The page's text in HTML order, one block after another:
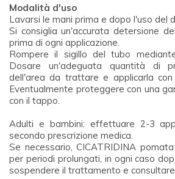
Modalità d'uso
Lavarsi le mani prima e dopo l'uso del
Si consiglia un'accurata detersione
prima di ogni applicazione.
Rompere il sigillo del tubo
Dosare un'adeguata quantità di
dell'area da trattare e applicarla con
Eventualmente proteggere con una
con il tappo.
Adulti e bambini: effettuare 2-3
secondo prescrizione medica.
Se necessario, CICATRIDINA
per periodi prolungati, in ogni caso
sospendere il trattamento e consultare